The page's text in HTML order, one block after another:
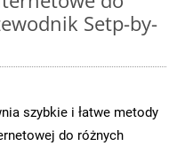
Setp-by-
szybkie i łatwe metody
do różnych